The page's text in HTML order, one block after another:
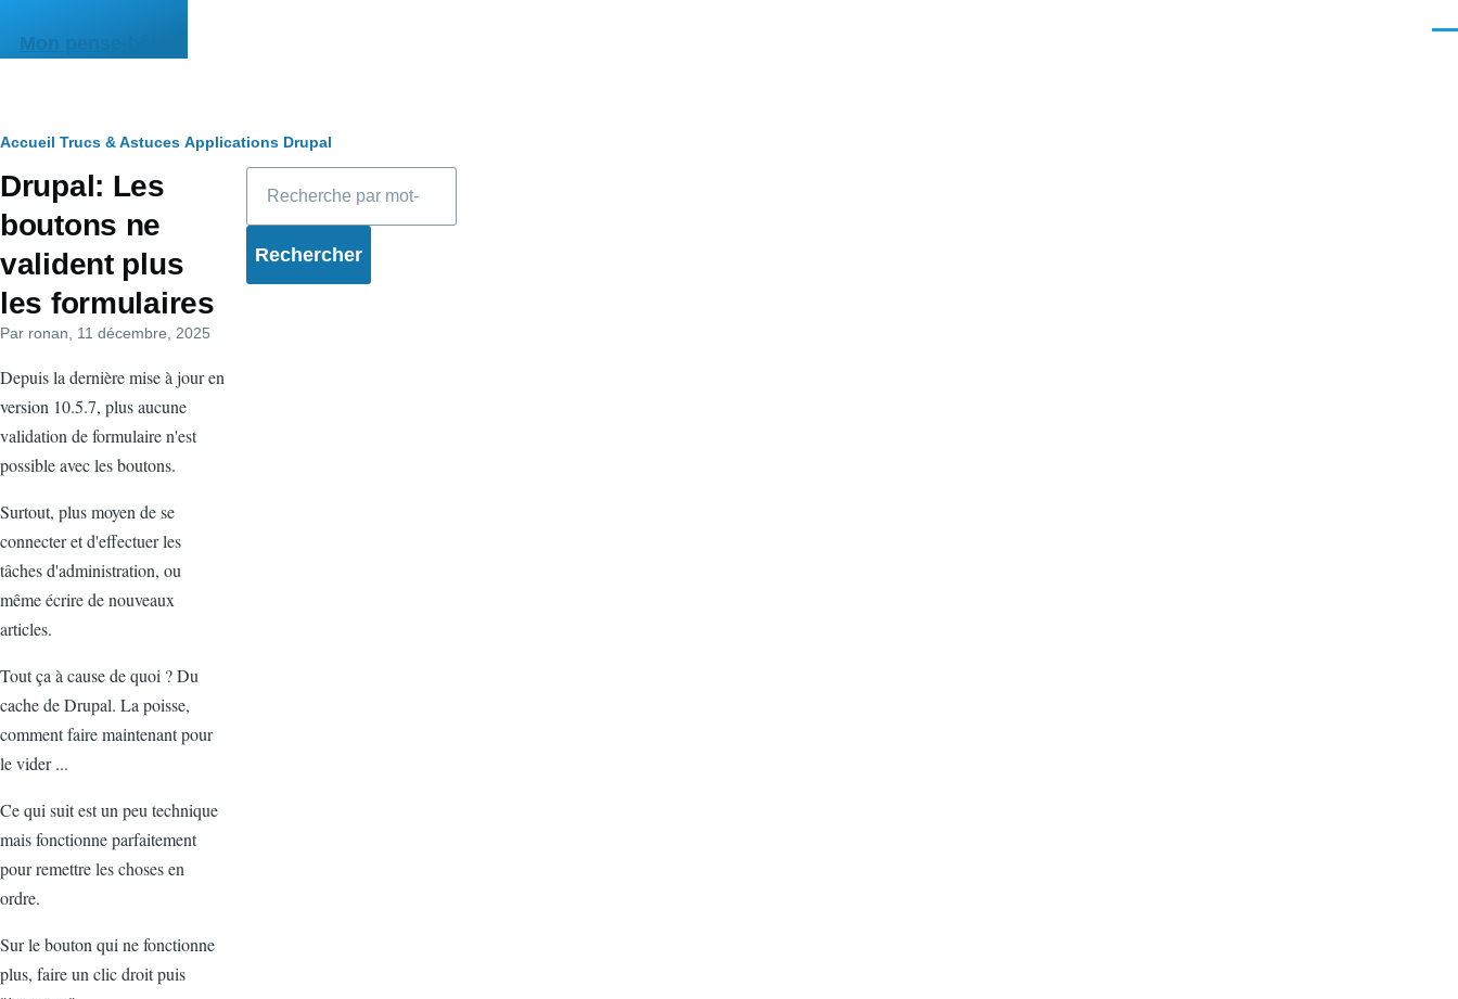
Mon pense-bête
Fil
d'Ariane
Accueil Trucs & Astuces Applications Drupal
Drupal: Les
boutons ne
valident plus
les formulaires
Par ronan , 11 décembre, 2025
Depuis la dernière mise à jour en
version 10.5.7, plus aucune
validation de formulaire n'est
possible avec les boutons.
Surtout, plus moyen de se
connecter et d'effectuer les
tâches d'administration, ou
même écrire de nouveaux
articles.
Tout ça à cause de quoi ? Du
cache de Drupal. La poisse,
comment faire maintenant pour
le vider ...
Ce qui suit est un peu technique
mais fonctionne parfaitement
pour remettre les choses en
ordre.
Sur le bouton qui ne fonctionne
plus, faire un clic droit puis